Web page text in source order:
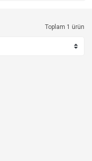
Toplam 1 ürün